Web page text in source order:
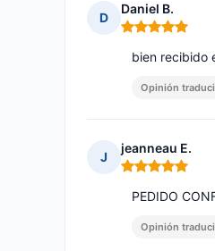
D
Daniel B.
Nota: 5 de 5
bien recibido
Opinión
J
jeanneau E.
Nota: 5 de 5
PEDIDO
Opinión